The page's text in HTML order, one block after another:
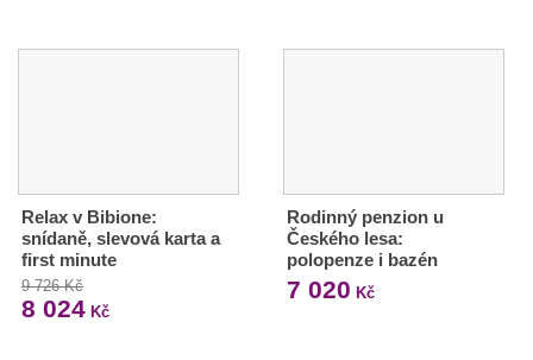
Relax v Bibione:
snídaně, slevová karta a
first minute
9 726 Kč
8 024 Kč
Rodinný penzion u
Českého lesa:
polopenze i bazén
7 020 Kč